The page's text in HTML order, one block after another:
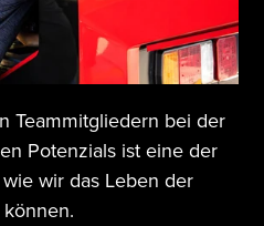
Teammitgliedern bei der
Potenzials ist eine der
wir das Leben der